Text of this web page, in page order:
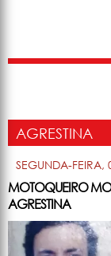
AGRESTINA
SEGUNDA-
MOTOQUEIRO
AGRESTINA